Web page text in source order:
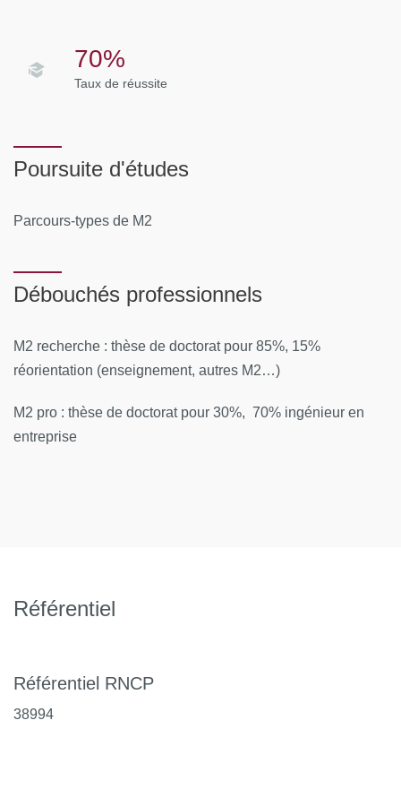
70%
Taux de réussite
Poursuite d'études
Parcours-types de M2
Débouchés professionnels
M2 recherche : thèse de doctorat pour 85%, 15%
réorientation (enseignement, autres M2…)
M2 pro : thèse de doctorat pour 30%, 70% ingénieur en
entreprise
Référentiel
Référentiel RNCP
38994